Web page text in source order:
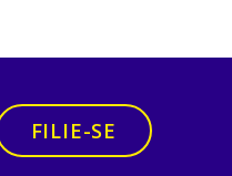
FILIE-SE